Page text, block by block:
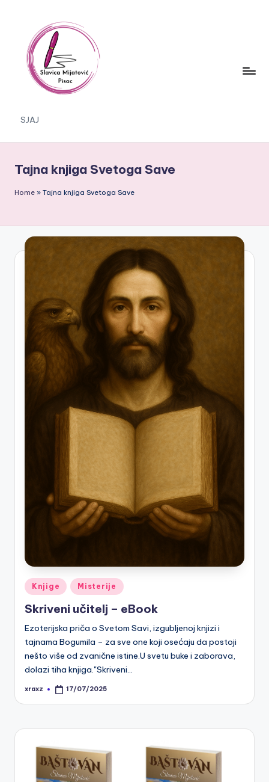
content
S
J
A
SJAJ
Tajna knjiga Svetoga Save
Home » Tajna knjiga Svetoga Save
Posted
in
Knjige Misterije
Skriveni učitelj – eBook
Ezoterijska priča o Svetom Savi, izgubljenoj knjizi i
tajnama Bogumila – za sve one koji osećaju da postoji
nešto više od zvanične istine.U svetu buke i zaborava,
dolazi tiha knjiga."Skriveni…
Posted
xraxz 17/07/2025